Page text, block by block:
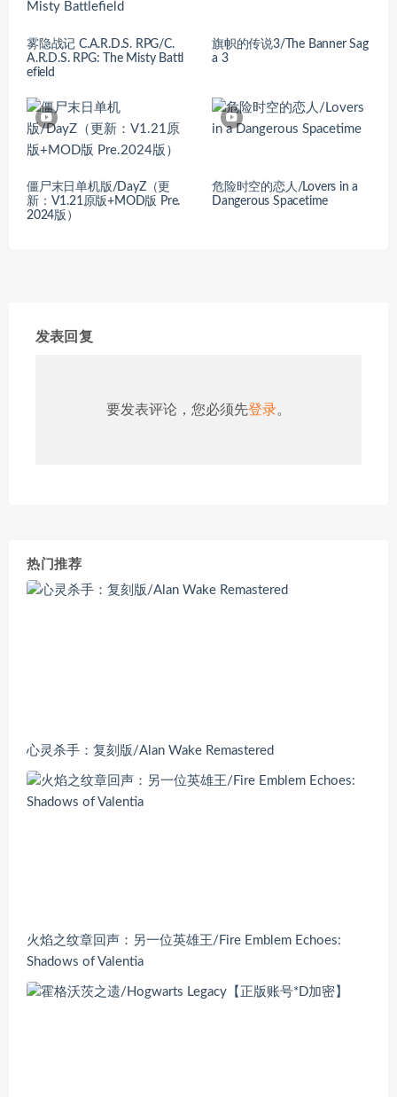
雾隐战记 C.A.R.D.S. RPG/C.
A.R.D.S. RPG: The Misty Battl
efield
旗帜的传说3/The Banner Sag
a 3
僵尸末日单机版/DayZ（更
新：V1.21原版+MOD版 Pre.
2024版）
危险时空的恋人/Lovers in a
Dangerous Spacetime
发表回复
要发表评论，您必须先登录。
热门推荐
心灵杀手：复刻版/Alan Wake Remastered
火焰之纹章回声：另一位英雄王/Fire Emblem Echoes:
Shadows of Valentia